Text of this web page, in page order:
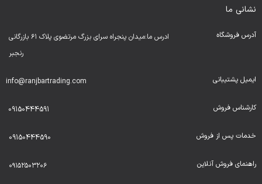
نشانی ما
آدرس فروشگاه
ادرس ما:میدان پنجراه سرای بزرگ مرتضوی پلاک ۶۱ بازرگانی
رنجبر
ایمیل پشتیبانی info@ranjbartrading.com
کارشناس فروش 09150444591
خدمات پس از فروش 09150444590
راهنمای فروش آنلاین ۰۹۱۵۲۵۰۳۲۰۶